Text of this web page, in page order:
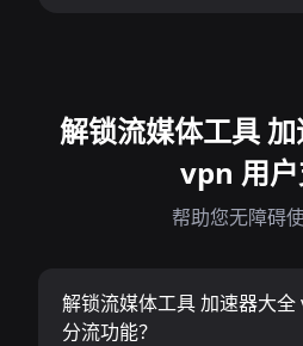
解锁流媒体工具
vpn 用
帮助您无障碍
解锁流媒体工具 加速器大
分流功能？